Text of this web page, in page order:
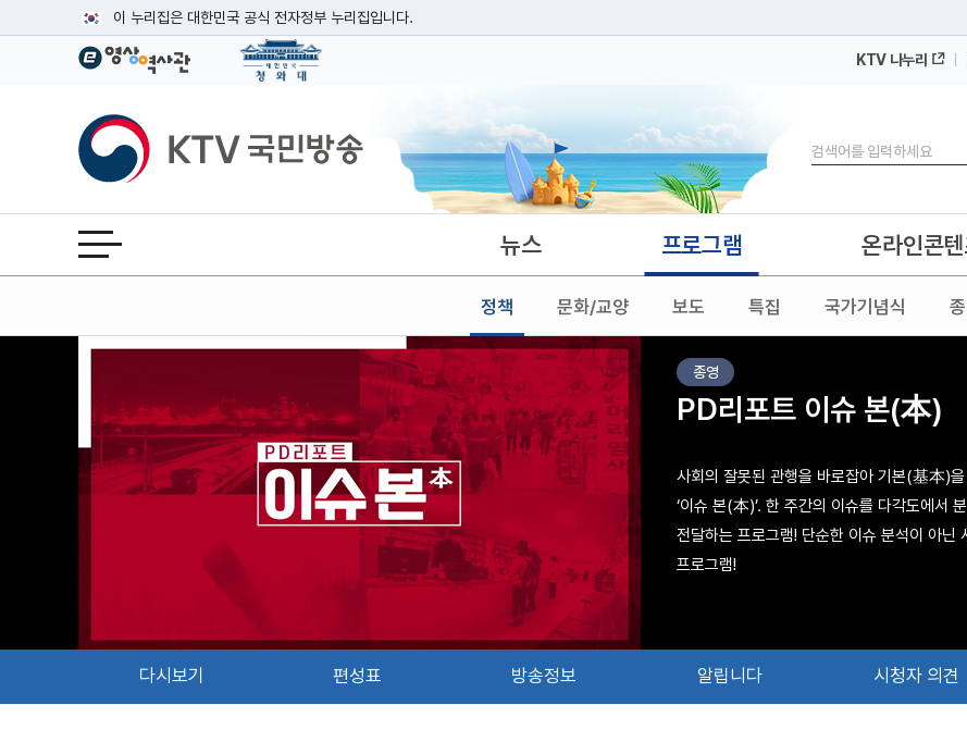
이 누리집은 대한민국 공식 전자정부 누리집입니다.
공식 누리집 주소 확인하기
이밖에 or.kr 또는 .kr등 다른 도메인 주소를 사용하고 있다면 아래 URL에서 도메인 주소를 확인해 보세요
운영중인 공식 누리집보기
KTV 나누리
KTV국민방송
검색
전체메뉴 열기 뉴스 프로그램
정책 문화/교양 보도 특집 국가기념식
온라인콘
종영
PD리포트 이슈 본(本)
사회의 잘못된 관행을 바로잡아 기본(基本)
‘이슈 본(本)’. 한 주간의 이슈를 다각도에서
전달하는 프로그램! 단순한 이슈 분석이 아닌
프로그램!
다시보기 편성표 방송정보 알립니다 시청자 의견